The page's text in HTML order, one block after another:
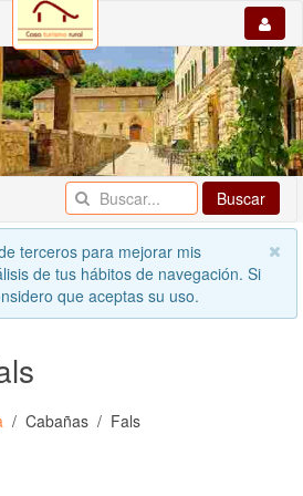
Buscar
terceros para mejorar mis
de tus hábitos de navegación. Si
que aceptas su uso.
Cabañas Fals